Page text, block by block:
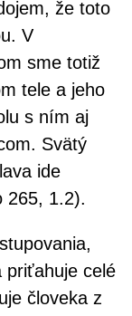
že toto
V
sme totiž
tele a jeho
s ním aj
Svätý
ide
265, 1.2).
priťahuje celé
človeka z